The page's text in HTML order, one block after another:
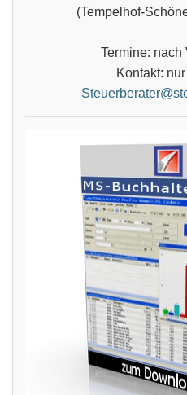
(Tempelhof-
Termine: nach
Kontakt: